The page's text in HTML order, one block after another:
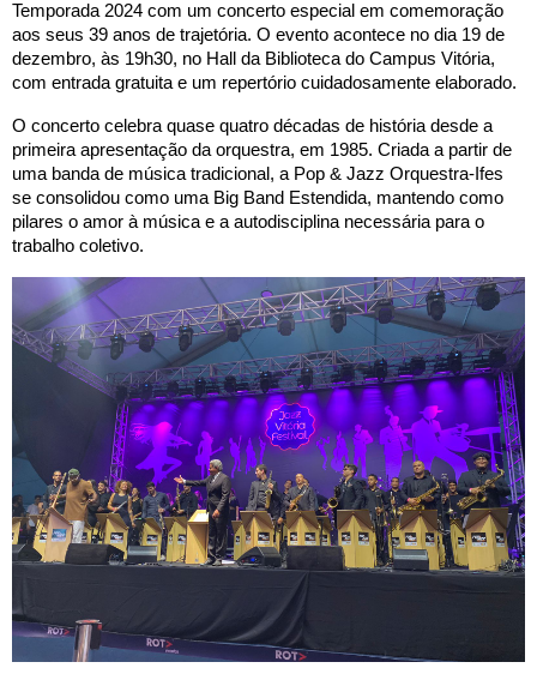
Temporada 2024 com um concerto especial em comemoração
aos seus 39 anos de trajetória. O evento acontece no dia 19 de
dezembro, às 19h30, no Hall da Biblioteca do Campus Vitória,
com entrada gratuita e um repertório cuidadosamente elaborado.
O concerto celebra quase quatro décadas de história desde a
primeira apresentação da orquestra, em 1985. Criada a partir de
uma banda de música tradicional, a Pop & Jazz Orquestra-Ifes
se consolidou como uma Big Band Estendida, mantendo como
pilares o amor à música e a autodisciplina necessária para o
trabalho coletivo.